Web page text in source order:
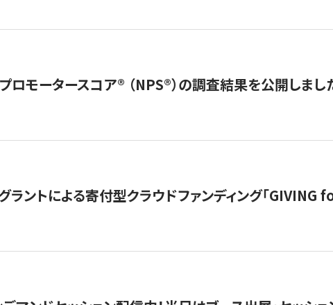
ロモータースコア®︎ （NPS®︎）の調査結果を公開しまし
ラントによる寄付型クラウドファンディング「GIVING